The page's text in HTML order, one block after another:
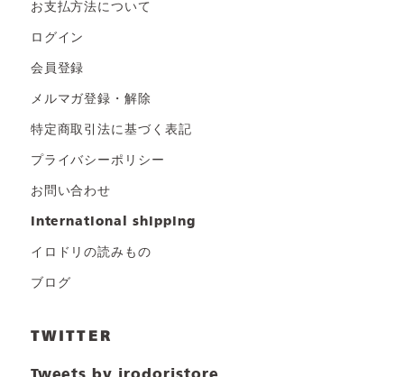
お支払方法について
ログイン
会員登録
メルマガ登録・解除
特定商取引法に基づく表記
プライバシーポリシー
お問い合わせ
international shipping
イロドリの読みもの
ブログ
TWITTER